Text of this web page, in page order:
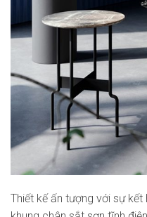
Thiết kế ấn tượng với sự